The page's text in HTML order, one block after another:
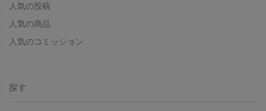
人気の投稿
人気の商品
人気のコミッション
探す